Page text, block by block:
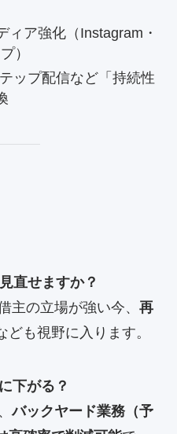
ィア強化（Instagram・
）
ップ配信など「持続性
直せますか？
主の立場が強い今、 再
ども視野に入ります。
下がる？
バックヤード業務（予